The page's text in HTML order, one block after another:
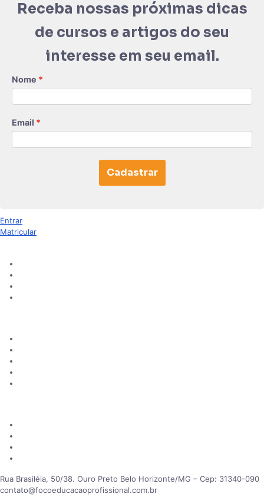
Receba nossas próximas dicas
de cursos e artigos do seu
interesse em seu email.
Nome
Email
Cadastrar
Entrar
Matricular
Rua Brasiléia, 50/38. Ouro Preto Belo Horizonte/MG – Cep: 31340-090
contato@focoeducacaoprofissional.com.br